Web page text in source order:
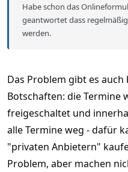
Habe schon das
geantwortet dass
werden.
Das Problem gibt es
Botschaften: die Termine
freigeschaltet und
alle Termine weg - dafür
"privaten Anbietern"
Problem, aber machen